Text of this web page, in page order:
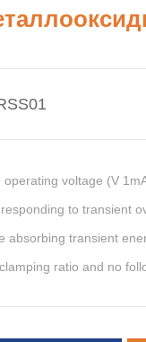
operating voltage (V
to transient
absorbing transient
ratio and no